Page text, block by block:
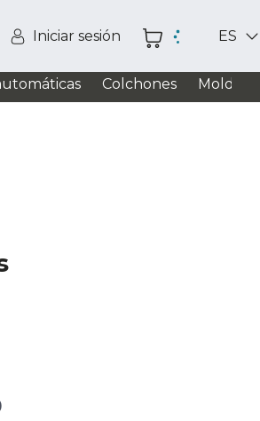
Iniciar sesión ES
Colchones